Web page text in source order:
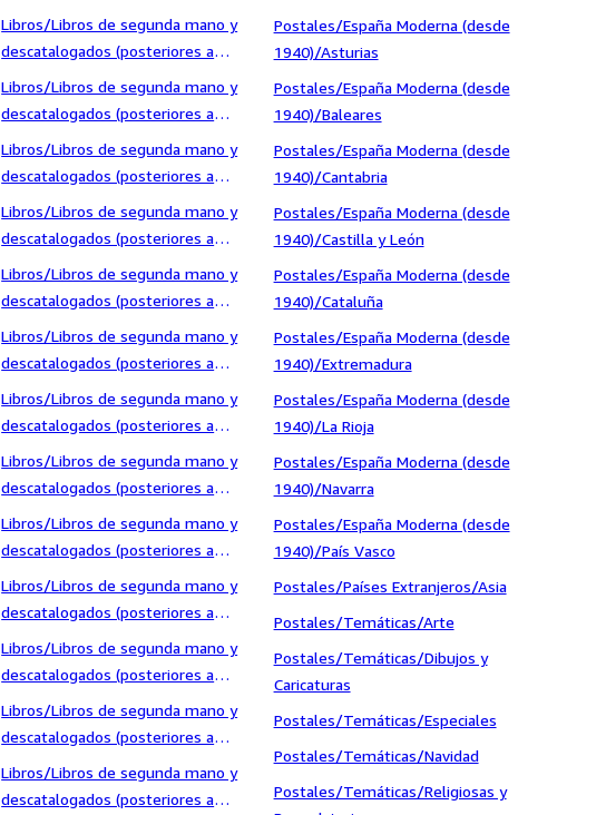
1936)/Literatura/Narrativa/Novela
Romántica
Libros/Libros de segunda mano y
descatalogados (posteriores a
1936)/Literatura/Narrativa/Otros
Libros/Libros de segunda mano y
descatalogados (posteriores a
1936)/Literatura/Narrativa/Terror,
Misterio y Policíaco
Libros/Libros de segunda mano y
descatalogados (posteriores a
1936)/Literatura/Otros
Libros/Libros de segunda mano y
descatalogados (posteriores a
1936)/Literatura/Poesía
Libros/Libros de segunda mano y
descatalogados (posteriores a
1936)/Literatura/Teatro
Libros/Libros de segunda mano y
descatalogados (posteriores a
1936)/Parapsicología y
Esoterismo/Astrología
Libros/Libros de segunda mano y
descatalogados (posteriores a
1936)/Parapsicología y
Esoterismo/Otros
Libros/Libros de segunda mano y
descatalogados (posteriores a
1936)/Parapsicología y
Esoterismo/Ufología
Libros/Libros de segunda mano y
descatalogados (posteriores a
1936)/Pensamiento/Filosofía
Libros/Libros de segunda mano y
descatalogados (posteriores a
1936)/Pensamiento/Otros
Libros/Libros de segunda mano y
descatalogados (posteriores a
1936)/Pensamiento/Política
Libros/Libros de segunda mano y
descatalogados (posteriores a
1936)/Pensamiento/Psicología
Libros/Libros de segunda mano y
descatalogados (posteriores a
Postales/España Moderna (desde
1940)/Asturias
Postales/España Moderna (desde
1940)/Baleares
Postales/España Moderna (desde
1940)/Cantabria
Postales/España Moderna (desde
1940)/Castilla y León
Postales/España Moderna (desde
1940)/Cataluña
Postales/España Moderna (desde
1940)/Extremadura
Postales/España Moderna (desde
1940)/La Rioja
Postales/España Moderna (desde
1940)/Navarra
Postales/España Moderna (desde
1940)/País Vasco
Postales/Países Extranjeros/Asia
Postales/Temáticas/Arte
Postales/Temáticas/Dibujos y
Caricaturas
Postales/Temáticas/Especiales
Postales/Temáticas/Navidad
Postales/Temáticas/Religiosas y